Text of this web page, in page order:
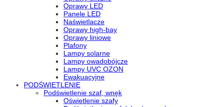
Oprawy LED
Panele LED
Naświetlacze
Oprawy high-bay
Oprawy liniowe
Plafony
Lampy solarne
Lampy owadobójcze
Lampy UVC OZON
Ewakuacyjne
PODŚWIETLENIE
Podświetlenie szaf, wnęk
Oświetlenie szafy